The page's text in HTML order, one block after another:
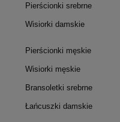
Pierścionki srebrne
Wisiorki damskie
Pierścionki męskie
Wisiorki męskie
Bransoletki srebrne
Łańcuszki damskie